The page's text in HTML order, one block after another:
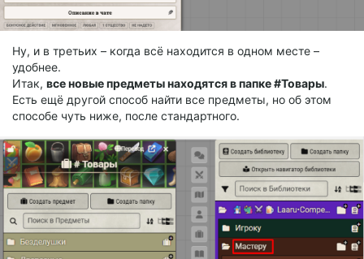
Ну, и в третьих – когда всё находится в одном месте –
удобнее.
Итак, все новые предметы находятся в папке #Товары.
Есть ещё другой способ найти все предметы, но об этом
способе чуть ниже, после стандартного.